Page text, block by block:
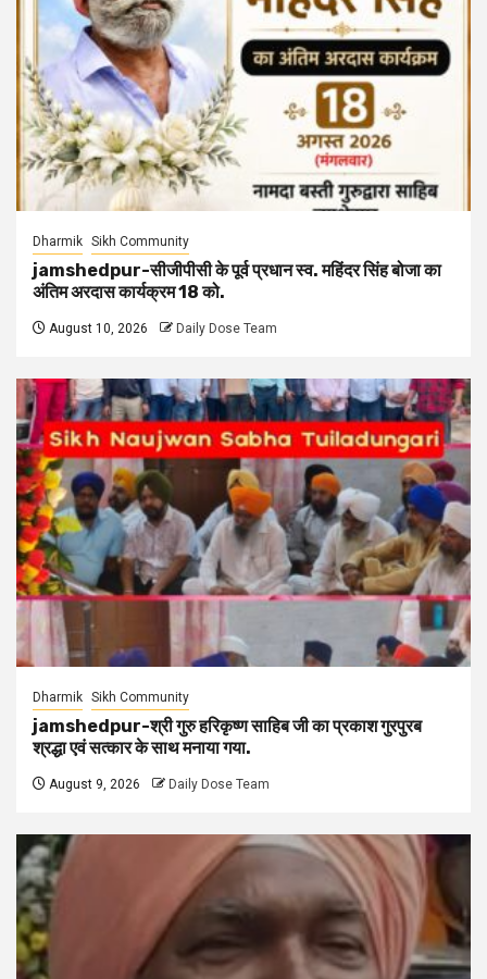
Dharmik Sikh Community
jamshedpur-सीजीपीसी के पूर्व प्रधान स्व. महिंदर सिंह बोजा का
अंतिम अरदास कार्यक्रम 18 को.
August 10, 2026 Daily Dose Team
Dharmik Sikh Community
jamshedpur-श्री गुरु हरिकृष्ण साहिब जी का प्रकाश गुरपुरब
श्रद्धा एवं सत्कार के साथ मनाया गया.
August 9, 2026 Daily Dose Team